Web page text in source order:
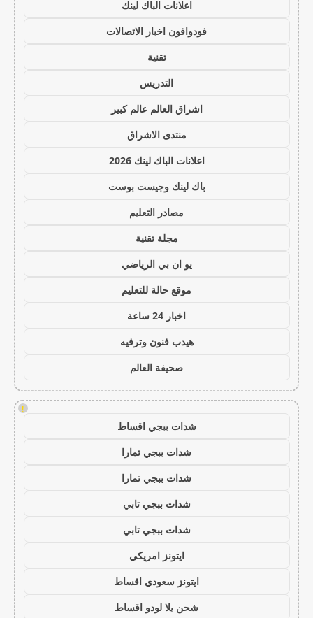
اعلانات الباك لينك
فودوافون اخبار الاتصالات
تقنية
التدريس
اشراق العالم عالم كبير
منتدى الاشراق
اعلانات الباك لينك 2026
باك لينك وجيست بوست
مصادر التعليم
مجلة تقنية
يو ان بي الرياضي
موقع حالة للتعليم
اخبار 24 ساعة
هيدب فنون وترفيه
صحيفة العالم
!
شدات ببجي اقساط
شدات ببجي تمارا
شدات ببجي تمارا
شدات ببجي تابي
شدات ببجي تابي
ايتونز امريكي
ايتونز سعودي اقساط
شحن يلا لودو اقساط